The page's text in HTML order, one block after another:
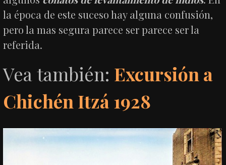
la época de este suceso hay alguna confusión,
pero la mas segura parece ser parece ser la
referida.
Vea también: Excursión a
Chichén Itzá 1928